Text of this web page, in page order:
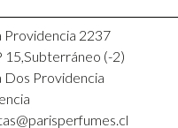
Providencia 2237
15,Subterráneo (-2)
Dos Providencia